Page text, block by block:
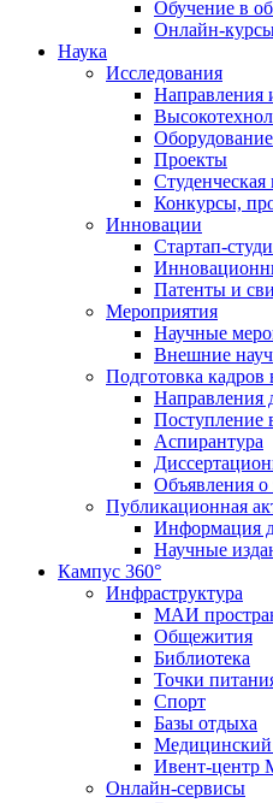
Обучение в
Онлайн-
Наука
Исследования
Направления
Оборудование
Проекты
Студенческая
Конкурсы,
Инновации
Стартап-
Патенты и
Мероприятия
Научные
Внешние
Подготовка
Направления
Поступление
Аспирантура
Объявления о
Публикационная
Информация
Научные
Кампус 360°
Инфраструктура
МАИ
Общежития
Библиотека
Точки
Спорт
Базы отдыха
Ивент-
Онлайн-сервисы